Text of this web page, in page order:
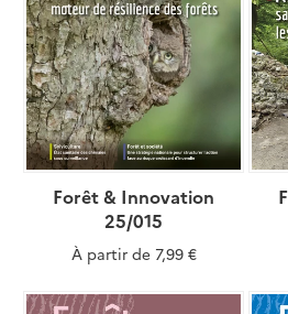
Forêt & Innovation
25/015
À partir de 7,99 €